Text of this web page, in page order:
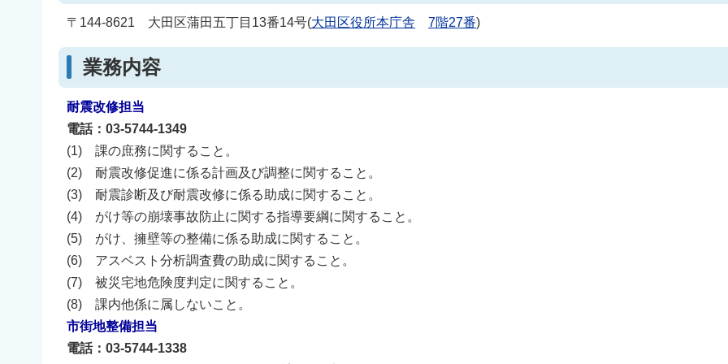
〒144-8621 大田区蒲田五丁目13番14号(大田区役所本庁舎 7階27番)
業務内容
耐震改修担当
電話：03-5744-1349
(1) 課の庶務に関すること。
(2) 耐震改修促進に係る計画及び調整に関すること。
(3) 耐震診断及び耐震改修に係る助成に関すること。
(4) がけ等の崩壊事故防止に関する指導要綱に関すること。
(5) がけ、擁壁等の整備に係る助成に関すること。
(6) アスベスト分析調査費の助成に関すること。
(7) 被災宅地危険度判定に関すること。
(8) 課内他係に属しないこと。
市街地整備担当
電話：03-5744-1338